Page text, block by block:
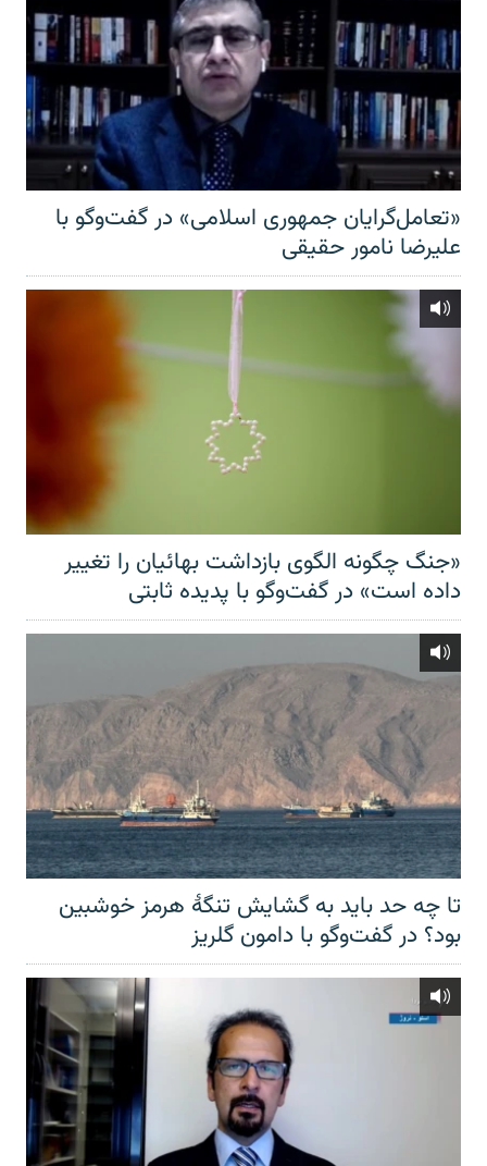
«تعامل‌گرایان جمهوری اسلامی» در گفت‌وگو با
علیرضا نامور حقیقی
«جنگ چگونه الگوی بازداشت بهائیان را تغییر
داده است» در گفت‌وگو با پدیده ثابتی
تا چه حد باید به گشایش تنگهٔ هرمز خوشبین
بود؟ در گفت‌وگو با دامون گلریز